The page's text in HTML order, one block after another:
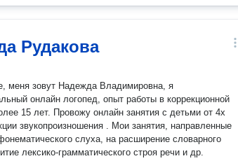
Рудакова
меня зовут Надежда Владимировна, я
онлайн логопед, опыт работы в коррекционной
15 лет. Провожу онлайн занятия с детьми от 4х
слуха, на расширение словарного
лексико-грамматического строя речи и др.